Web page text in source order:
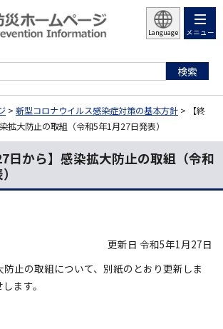
Language メニュー
> 新型コロナウイルス感染症対策の基本方針 > 【終
拡大防止の取組（令和5年1月27日発表）
日から】感染拡大防止の取組（令和
更新日 令和5年1月27日
防止の取組について、別紙のとおり更新しま
ます。